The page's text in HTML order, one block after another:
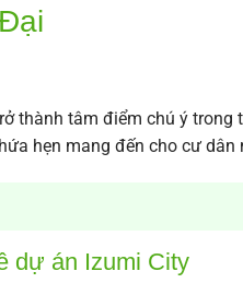
thành tâm điểm chú ý trong
hẹn mang đến cho cư
dự án Izumi City